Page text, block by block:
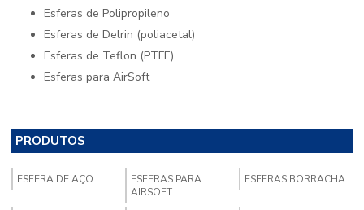
Esferas de Polipropileno
Esferas de Delrin (poliacetal)
Esferas de Teflon (PTFE)
Esferas para AirSoft
PRODUTOS
ESFERA DE AÇO
ESFERAS PARA
AIRSOFT
ESFERAS BORRACHA